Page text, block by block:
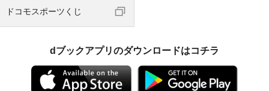
ドコモスポーツくじ
dブックアプリのダウンロードはコチラ